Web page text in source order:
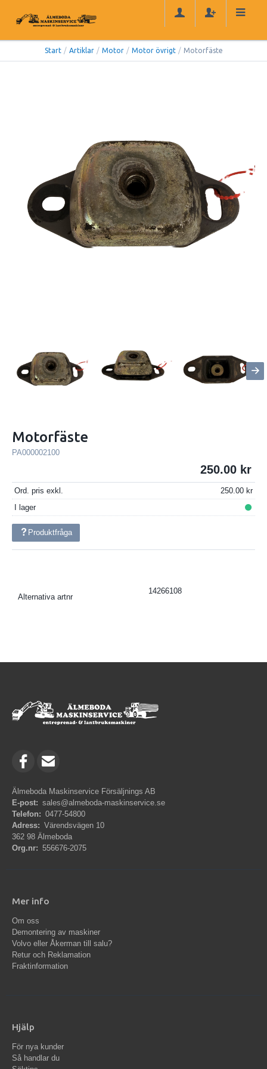
Start / Artiklar / Motor / Motor övrigt / Motorfäste
Motorfäste
PA000002100
250.00
Ord. pris exkl.
250.00
I lager
Produktfråga
Alternativa artnr
14266108
Älmeboda Maskinservice Försäljnings AB
E-post: sales@almeboda-maskinservice.se
Telefon: 0477-54800
Adress: Värendsvägen 10
362 98 Älmeboda
Org.nr: 556676-2075
Mer info
Om oss
Demontering av maskiner
Volvo eller Åkerman till salu?
Retur och Reklamation
Fraktinformation
Hjälp
För nya kunder
Så handlar du